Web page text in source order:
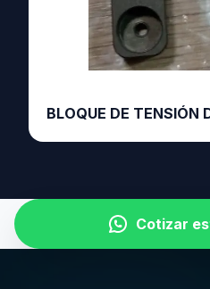
BLOQUE DE TENSIÓN
Cotizar